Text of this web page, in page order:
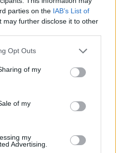
parties on the IAB’s List of
may further disclose it to other
Opt Outs
of my
of my
my
Advertising.
Google
στο
στο
newsletter
απορρήτου